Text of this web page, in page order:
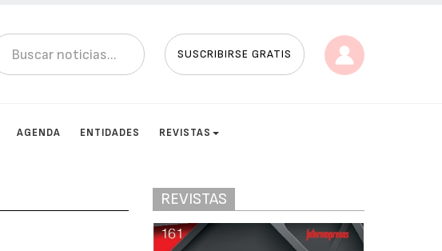
SUSCRIBIRSE GRATIS
AGENDA ENTIDADES REVISTAS
REVISTAS